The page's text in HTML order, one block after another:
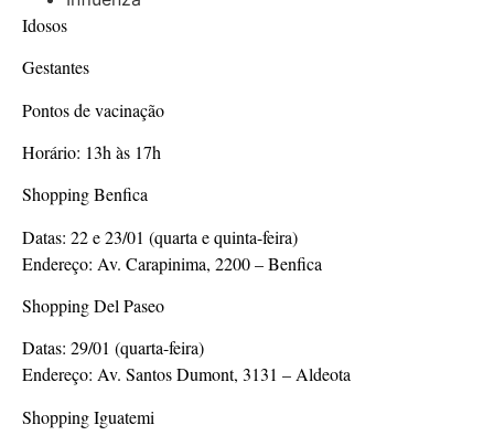
Idosos
Gestantes
Pontos de vacinação
Horário: 13h às 17h
Shopping Benfica
Datas: 22 e 23/01 (quarta e quinta-feira)
Endereço: Av. Carapinima, 2200 – Benfica
Shopping Del Paseo
Datas: 29/01 (quarta-feira)
Endereço: Av. Santos Dumont, 3131 – Aldeota
Shopping Iguatemi